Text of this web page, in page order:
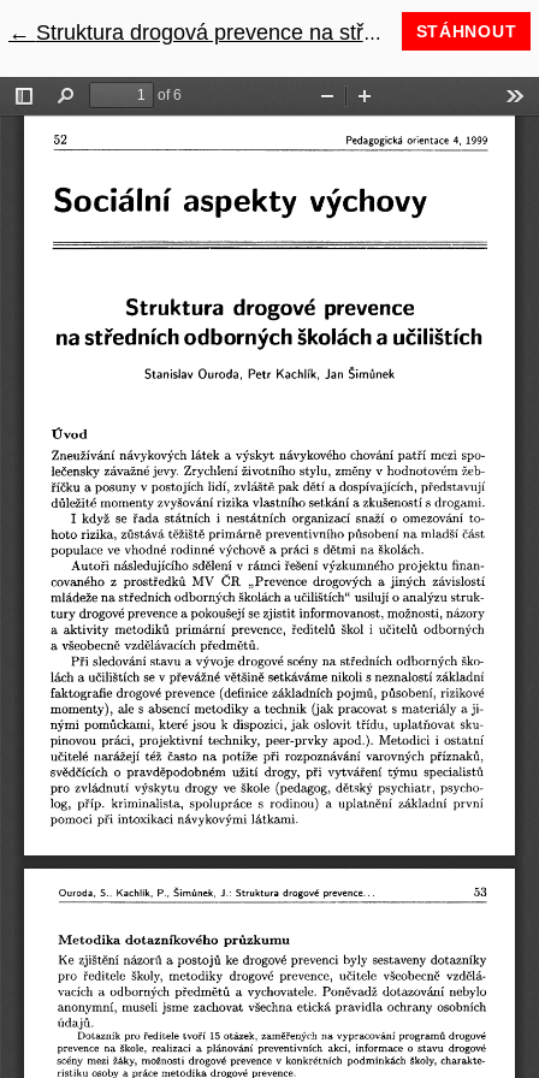
← Návrat na podrobnosti článku
Struktura drogová prevence na středních odborných školách a učilištích STÁHNOUT